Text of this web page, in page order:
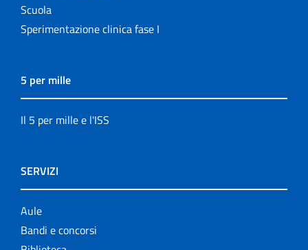
Scuola
Sperimentazione clinica fase I
5 per mille
Il 5 per mille e l'ISS
SERVIZI
Aule
Bandi e concorsi